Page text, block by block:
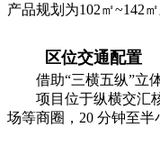
产品规划为102㎡~142
区位交通配置
借助“三横五纵”立体
项目位于纵横交汇核
场等商圈，20 分钟至